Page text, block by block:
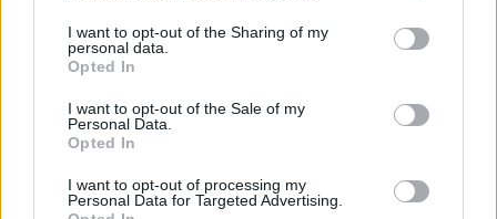
I want to opt-out of the Sharing of my
personal data.
Opted In
I want to opt-out of the Sale of my
Personal Data.
Opted In
I want to opt-out of processing my
Personal Data for Targeted Advertising.